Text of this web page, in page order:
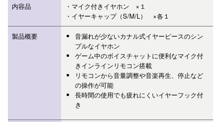
内容品
・マイク付きイヤホン ×１
・イヤーキャップ（S/M/L） ×各１
製品概要
音漏れが少ないカナル式イヤーピースのシン
プルなイヤホン
ゲーム中のボイスチャットに便利なマイク付
きインラインリモコン搭載
リモコンから音量調整や音楽再生、停止など
の操作が可能
長時間の使用でも疲れにくいイヤーフック付
き